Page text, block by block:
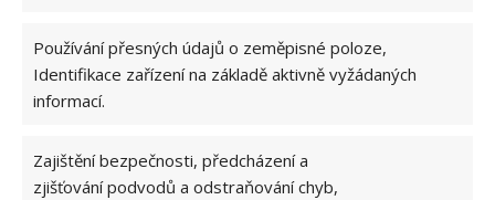
Používání přesných údajů o zeměpisné poloze,
Identifikace zařízení na základě aktivně vyžádaných
informací.
Zajištění bezpečnosti, předcházení a
zjišťování podvodů a odstraňování chyb,